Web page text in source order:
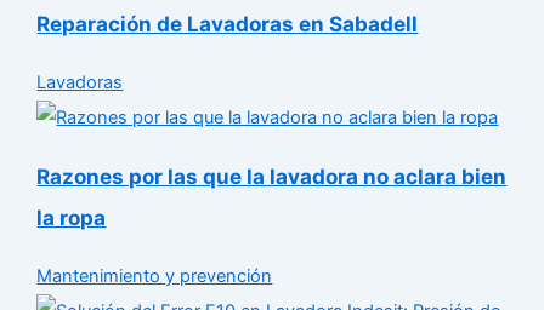
Reparación de Lavadoras en Sabadell
Lavadoras
Razones por las que la lavadora no aclara bien
la ropa
Mantenimiento y prevención